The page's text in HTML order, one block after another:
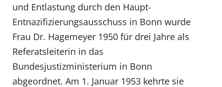
und Entlastung durch den Haupt-
Entnazifizierungsausschuss in Bonn wurde
Frau Dr. Hagemeyer 1950 für drei Jahre als
Referatsleiterin in das
Bundesjustizministerium in Bonn
abgeordnet. Am 1. Januar 1953 kehrte sie